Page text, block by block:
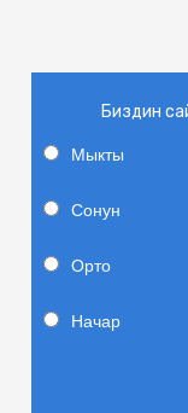
Биздин
Мыкты
Сонун
Орто
Начар